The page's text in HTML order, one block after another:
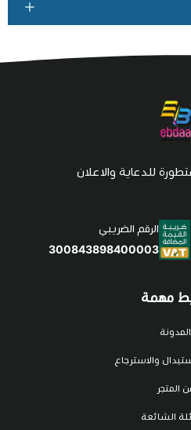
مهمة
المدونة
والاسترجاع
المتجر
الشائعة
للدعاية والاعلان
الرقم الضريبي
300843898400003